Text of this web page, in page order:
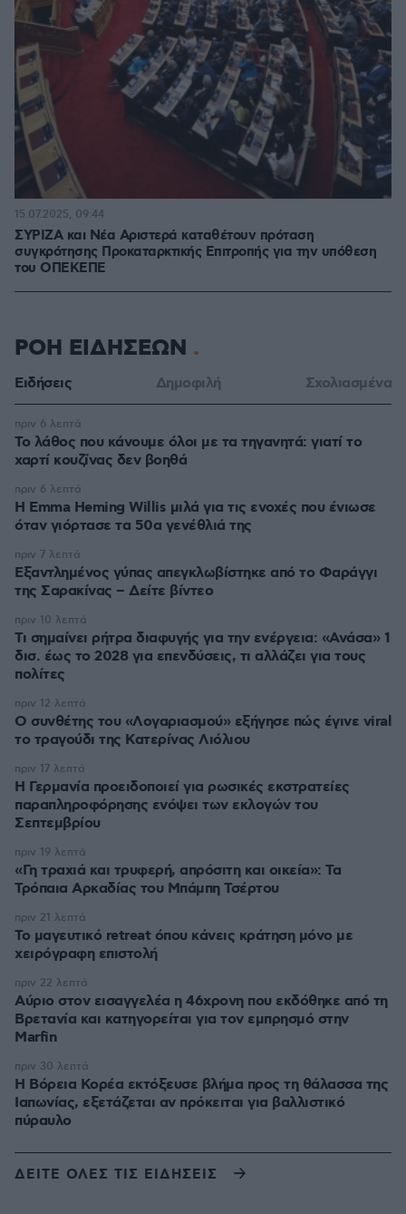
ΣΥΡΙΖΑ και Νέα Αριστερά καταθέτουν πρόταση
συγκρότησης Προκαταρκτικής Επιτροπής για την υπόθεση
του ΟΠΕΚΕΠΕ
15.07.2025, 09:44
ΡΟΗ ΕΙΔΗΣΕΩΝ
Ειδήσεις Δημοφιλή Σχολιασμένα
Το λάθος που κάνουμε όλοι με τα τηγανητά: γιατί το
χαρτί κουζίνας δεν βοηθά
πριν 6 λεπτά
H Emma Heming Willis μιλά για τις ενοχές που ένιωσε
όταν γιόρτασε τα 50α γενέθλιά της
πριν 6 λεπτά
Εξαντλημένος γύπας απεγκλωβίστηκε από το Φαράγγι
της Σαρακίνας – Δείτε βίντεο
πριν 7 λεπτά
Τι σημαίνει ρήτρα διαφυγής για την ενέργεια: «Ανάσα» 1
δισ. έως το 2028 για επενδύσεις, τι αλλάζει για τους
πολίτες
πριν 10 λεπτά
Ο συνθέτης του «Λογαριασμού» εξήγησε πώς έγινε viral
το τραγούδι της Κατερίνας Λιόλιου
πριν 12 λεπτά
Η Γερμανία προειδοποιεί για ρωσικές εκστρατείες
παραπληροφόρησης ενόψει των εκλογών του
Σεπτεμβρίου
πριν 17 λεπτά
«Γη τραχιά και τρυφερή, απρόσιτη και οικεία»: Τα
Τρόπαια Αρκαδίας του Μπάμπη Τσέρτου
πριν 19 λεπτά
Το μαγευτικό retreat όπου κάνεις κράτηση μόνο με
χειρόγραφη επιστολή
πριν 21 λεπτά
Αύριο στον εισαγγελέα η 46χρονη που εκδόθηκε από τη
Βρετανία και κατηγορείται για τον εμπρησμό στην
Marfin
πριν 22 λεπτά
Η Βόρεια Κορέα εκτόξευσε βλήμα προς τη θάλασσα της
Ιαπωνίας, εξετάζεται αν πρόκειται για βαλλιστικό
πύραυλο
πριν 30 λεπτά
ΔΕΙΤΕ ΟΛΕΣ ΤΙΣ ΕΙΔΗΣΕΙΣ